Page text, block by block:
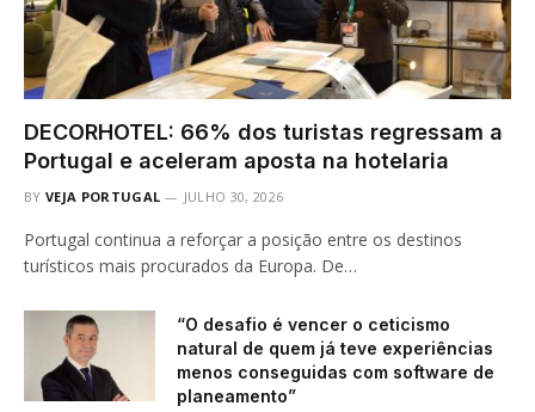
DECORHOTEL: 66% dos turistas regressam a
Portugal e aceleram aposta na hotelaria
BY VEJA PORTUGAL JULHO 30, 2026
Portugal continua a reforçar a posição entre os destinos
turísticos mais procurados da Europa. De…
“O desafio é vencer o ceticismo
natural de quem já teve experiências
menos conseguidas com software de
planeamento”